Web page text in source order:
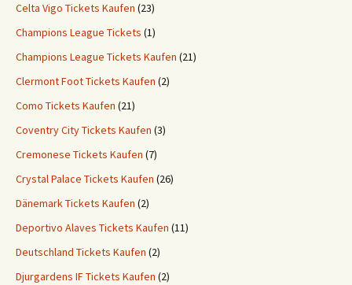
Celta Vigo Tickets Kaufen (23)
Champions League Tickets (1)
Champions League Tickets Kaufen (21)
Clermont Foot Tickets Kaufen (2)
Como Tickets Kaufen (21)
Coventry City Tickets Kaufen (3)
Cremonese Tickets Kaufen (7)
Crystal Palace Tickets Kaufen (26)
Dänemark Tickets Kaufen (2)
Deportivo Alaves Tickets Kaufen (11)
Deutschland Tickets Kaufen (2)
Djurgardens IF Tickets Kaufen (2)